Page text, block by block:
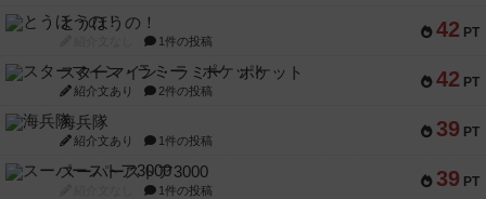
42 PT
とうほうの！
1件の投稿
42 PT
スターマイン・ラミー ポケット
紹介文あり 2件の投稿
39 PT
海兵隊
紹介文あり 1件の投稿
39 PT
スーパーストア3000
1件の投稿